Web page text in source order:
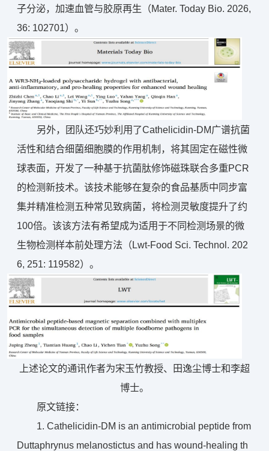
子分泌，加速血管与胶原再生（Mater. Today Bio. 2026,
36: 102701）。
另外，团队还巧妙利用了Cathelicidin-DM广谱抗菌
活性和结合细菌细胞膜的作用机制，将其固定在磁性微
球表面，开发了一种基于抗菌肽修饰磁珠联合多重PCR
的检测新技术。该技术能够在复杂的食品基质中同步富
集并精准检测五种常见致病菌，将检测灵敏度提升了约
100倍。该该方法有希望成为适用于不同检测场景的微
生物检测样本前处理方法（Lwt-Food Sci. Technol. 202
6, 251: 119582）。
上述论文的通讯作者为宋玉竹教授、田逸尘博士和李超
博士。
原文链接：
1. Cathelicidin-DM is an antimicrobial peptide from
Duttaphrynus melanostictus and has wound-healing th